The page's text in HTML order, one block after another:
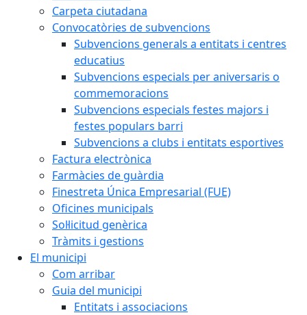
Carpeta ciutadana
Convocatòries de subvencions
Subvencions generals a entitats i centres
educatius
Subvencions especials per aniversaris o
commemoracions
Subvencions especials festes majors i
festes populars barri
Subvencions a clubs i entitats esportives
Factura electrònica
Farmàcies de guàrdia
Finestreta Única Empresarial (FUE)
Oficines municipals
Sol·licitud genèrica
Tràmits i gestions
El municipi
Com arribar
Guia del municipi
Entitats i associacions